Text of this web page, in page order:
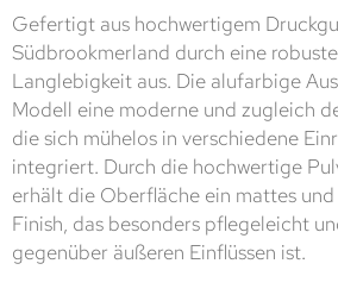
Gefertigt aus hochwertigem
Südbrookmerland durch eine
Langlebigkeit aus. Die alufarbige
Modell eine moderne und zugleich
die sich mühelos in verschiedene
integriert. Durch die hochwertige
erhält die Oberfläche ein mattes
Finish, das besonders pflegeleicht
gegenüber äußeren Einflüssen ist.